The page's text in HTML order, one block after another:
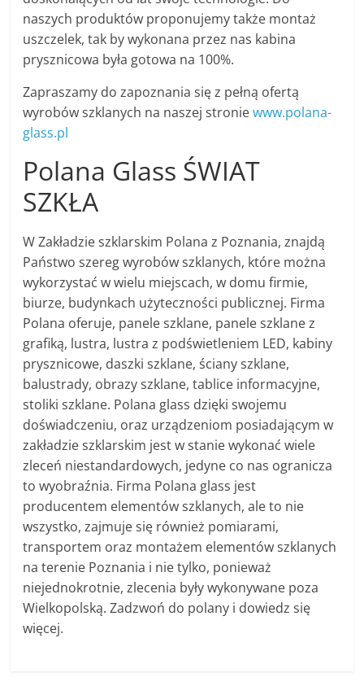
naszych produktów proponujemy także montaż
uszczelek, tak by wykonana przez nas kabina
prysznicowa była gotowa na 100%.
Zapraszamy do zapoznania się z pełną ofertą
wyrobów szklanych na naszej stroniewww.polana-
glass.pl
Polana Glass ŚWIAT
SZKŁA
W Zakładzie szklarskim Polana z Poznania, znajdą
Państwo szereg wyrobów szklanych, które można
wykorzystać w wielu miejscach, w domu firmie,
biurze, budynkach użyteczności publicznej. Firma
Polana oferuje, panele szklane, panele szklane z
grafiką, lustra, lustra z podświetleniem LED, kabiny
prysznicowe, daszki szklane, ściany szklane,
balustrady, obrazy szklane, tablice informacyjne,
stoliki szklane. Polana glass dzięki swojemu
doświadczeniu, oraz urządzeniom posiadającym w
zakładzie szklarskim jest w stanie wykonać wiele
zleceń niestandardowych, jedyne co nas ogranicza
to wyobraźnia. Firma Polana glass jest
producentem elementów szklanych, ale to nie
wszystko, zajmuje się również pomiarami,
transportem oraz montażem elementów szklanych
na terenie Poznania i nie tylko, ponieważ
niejednokrotnie, zlecenia były wykonywane poza
Wielkopolską. Zadzwoń do polany i dowiedz się
więcej.